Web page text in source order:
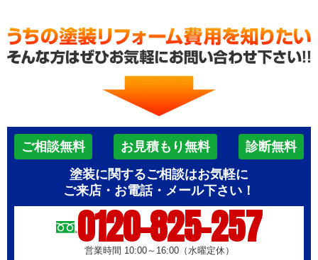
ご相談無料 お見積もり無料
診断無料
塗装に関するご相談はお気軽に
ご来店・お電話・メール下さい！
0120-825-257
営業時間 10:00～16:00（水曜定休）